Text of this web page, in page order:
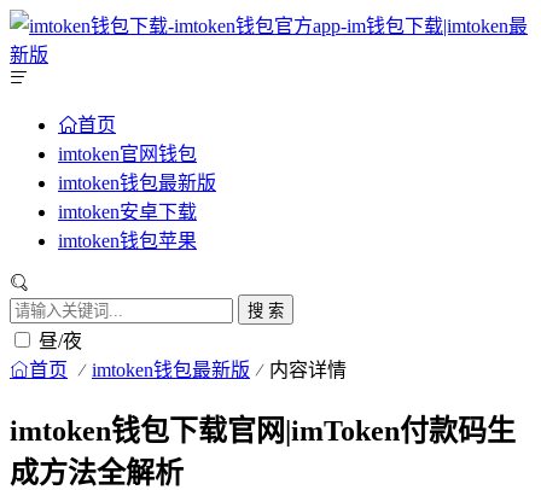
首页
imtoken官网钱包
imtoken钱包最新版
imtoken安卓下载
imtoken钱包苹果
搜 索
昼/夜
首页 imtoken钱包最新版 内容详情
imtoken钱包下载官网|imToken付款码生
成方法全解析